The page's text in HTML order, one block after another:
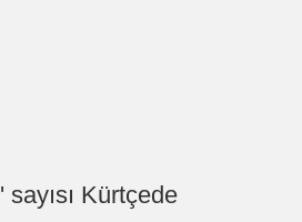
' sayısı Kürtçede